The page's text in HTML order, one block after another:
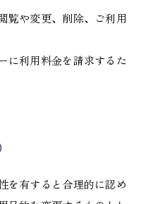
覧や変更、削除、ご利用
に利用料金を請求するた
を有すると合理的に認め